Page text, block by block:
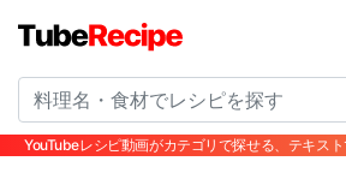
YouTubeレシピ動画がカテゴリで探せる、テキス